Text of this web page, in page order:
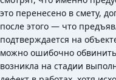
это перенесено в смету,
после этого — что
подтверждается на
можно ошибочно
возникла на стадии